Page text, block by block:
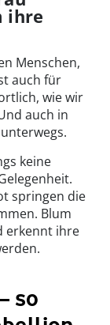
ihre
Menschen,
auch für
wie wir
auch in
keine
springen die
Blum
erkennt ihre
so